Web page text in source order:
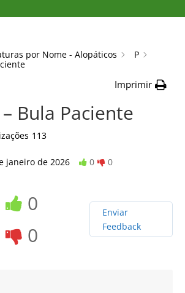
por Nome - Alopáticos
P
Imprimir
Bula Paciente
113
janeiro de 2026 0 0
0
0
Enviar
Feedback